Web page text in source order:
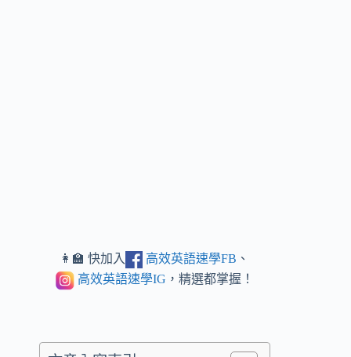
👩‍🏫 快加入 高效英語速學FB 、
高效英語速學IG ，精選都掌握！